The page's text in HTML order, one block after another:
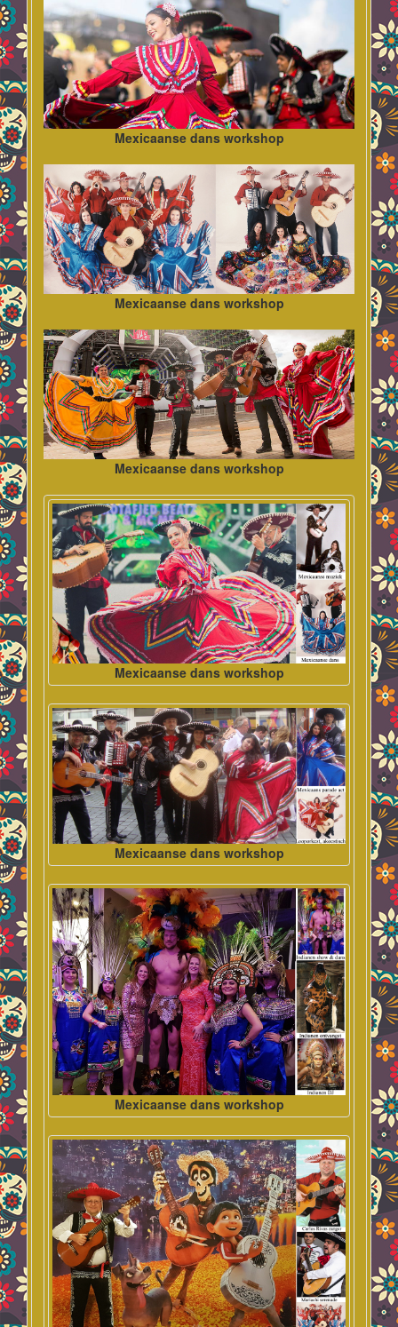
Mexicaanse dans workshop
Mexicaanse dans workshop
Mexicaanse dans workshop
Mexicaanse dans workshop
Mexicaanse dans workshop
Mexicaanse dans workshop